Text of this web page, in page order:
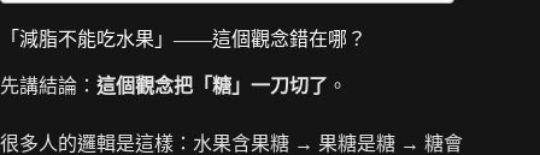
「減脂不能吃水果」——這個觀念錯在哪？
先講結論： 這個觀念把「糖」一刀切了 。
很多人的邏輯是這樣：水果含果糖 → 果糖是糖 → 糖會